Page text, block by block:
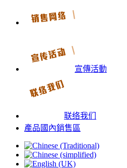
宣傳活動
联络我们
產品國內銷售區